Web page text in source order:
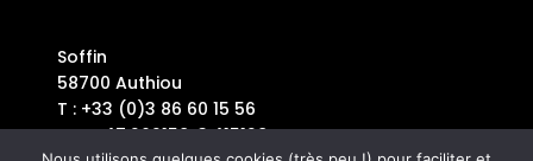
Soffin
58700 Authiou
T : +33 (0)3 86 60 15 56
GPS : 47.262158, 3.415128